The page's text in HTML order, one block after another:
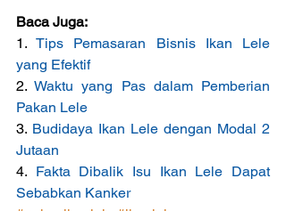
Baca Juga:
1. Tips Pemasaran Bisnis Ikan Lele
yang Efektif
2. Waktu yang Pas dalam Pemberian
Pakan Lele
3. Budidaya Ikan Lele dengan Modal 2
Jutaan
4. Fakta Dibalik Isu Ikan Lele Dapat
Sebabkan Kanker